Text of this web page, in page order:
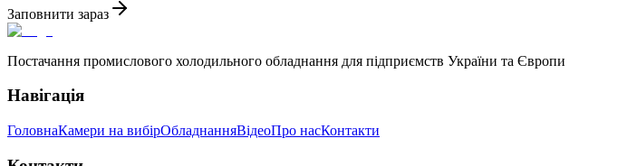
Заповнити зараз
Постачання промислового холодильного обладнання для підприємств України та Європи
Навігація
ГоловнаКамери на вибірОбладнанняВідеоПро насКонтакти